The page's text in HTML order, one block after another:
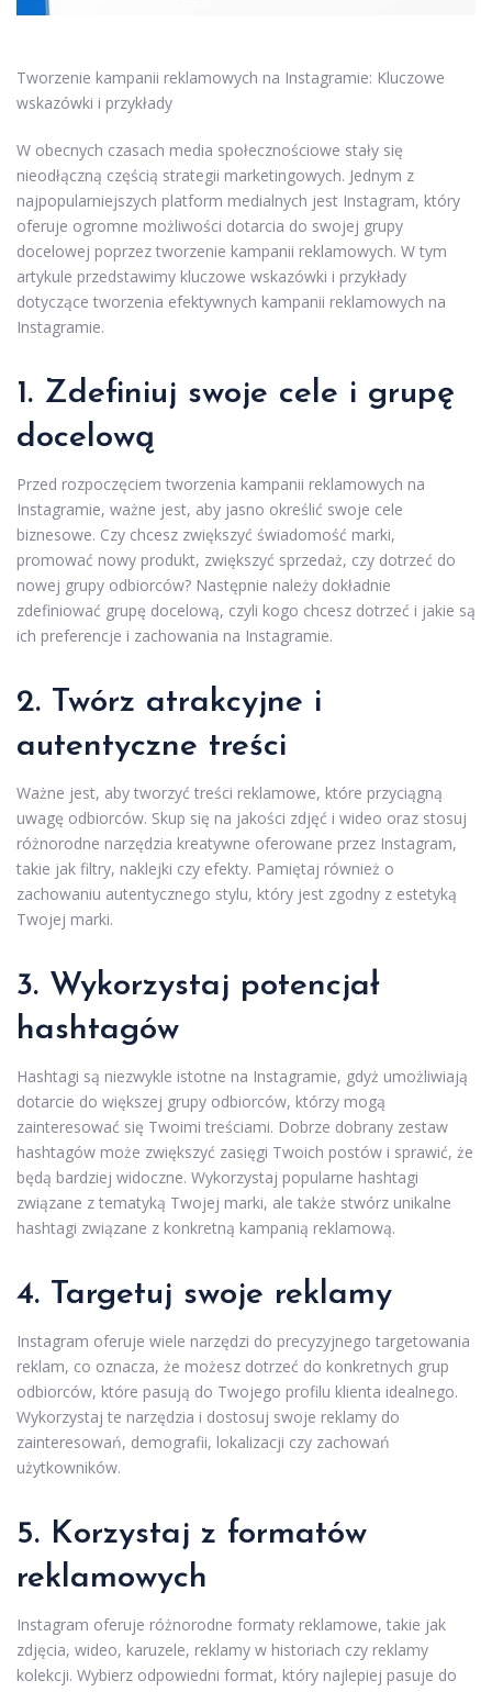
Tworzenie kampanii reklamowych na Instagramie: Kluczowe
wskazówki i przykłady
W obecnych czasach media społecznościowe stały się
nieodłączną częścią strategii marketingowych. Jednym z
najpopularniejszych platform medialnych jest Instagram, który
oferuje ogromne możliwości dotarcia do swojej grupy
docelowej poprzez tworzenie kampanii reklamowych. W tym
artykule przedstawimy kluczowe wskazówki i przykłady
dotyczące tworzenia efektywnych kampanii reklamowych na
Instagramie.
1. Zdefiniuj swoje cele i grupę
docelową
Przed rozpoczęciem tworzenia kampanii reklamowych na
Instagramie, ważne jest, aby jasno określić swoje cele
biznesowe. Czy chcesz zwiększyć świadomość marki,
promować nowy produkt, zwiększyć sprzedaż, czy dotrzeć do
nowej grupy odbiorców? Następnie należy dokładnie
zdefiniować grupę docelową, czyli kogo chcesz dotrzeć i jakie są
ich preferencje i zachowania na Instagramie.
2. Twórz atrakcyjne i
autentyczne treści
Ważne jest, aby tworzyć treści reklamowe, które przyciągną
uwagę odbiorców. Skup się na jakości zdjęć i wideo oraz stosuj
różnorodne narzędzia kreatywne oferowane przez Instagram,
takie jak filtry, naklejki czy efekty. Pamiętaj również o
zachowaniu autentycznego stylu, który jest zgodny z estetyką
Twojej marki.
3. Wykorzystaj potencjał
hashtagów
Hashtagi są niezwykle istotne na Instagramie, gdyż umożliwiają
dotarcie do większej grupy odbiorców, którzy mogą
zainteresować się Twoimi treściami. Dobrze dobrany zestaw
hashtagów może zwiększyć zasięgi Twoich postów i sprawić, że
będą bardziej widoczne. Wykorzystaj popularne hashtagi
związane z tematyką Twojej marki, ale także stwórz unikalne
hashtagi związane z konkretną kampanią reklamową.
4. Targetuj swoje reklamy
Instagram oferuje wiele narzędzi do precyzyjnego targetowania
reklam, co oznacza, że możesz dotrzeć do konkretnych grup
odbiorców, które pasują do Twojego profilu klienta idealnego.
Wykorzystaj te narzędzia i dostosuj swoje reklamy do
zainteresowań, demografii, lokalizacji czy zachowań
użytkowników.
5. Korzystaj z formatów
reklamowych
Instagram oferuje różnorodne formaty reklamowe, takie jak
zdjęcia, wideo, karuzele, reklamy w historiach czy reklamy
kolekcji. Wybierz odpowiedni format, który najlepiej pasuje do